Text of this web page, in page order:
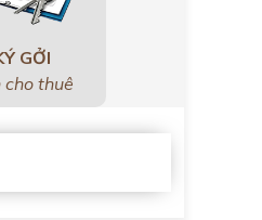
GỞI
cho thuê